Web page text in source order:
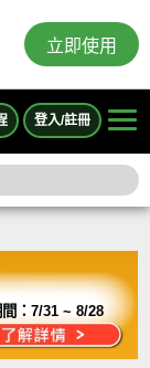
立即使用
登入/註冊
：7/31 ~ 8/28